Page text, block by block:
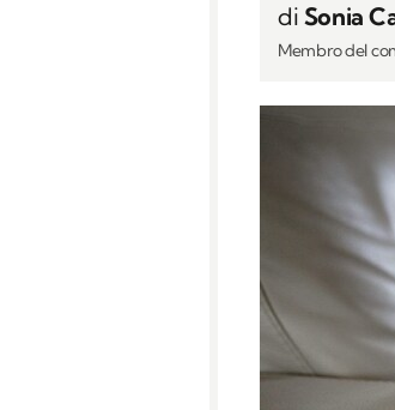
di Sonia
Membro del